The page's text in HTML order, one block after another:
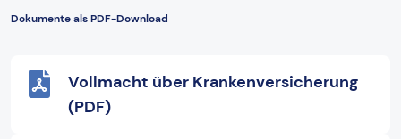
Dokumente als PDF-Download
Vollmacht über Krankenversicherung
(PDF)